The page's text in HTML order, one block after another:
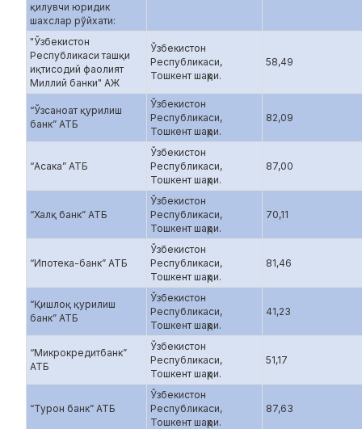
қилувчи юридик
шахслар рўйхати:
"Ўзбекистон
Республикаси ташқи
иқтисодий фаолият
Миллий банки" АЖ
Ўзбекистон
Республикаси,
Тошкент шаҳри.
58,49
“Ўзсаноат қурилиш
банк” АТБ
Ўзбекистон
Республикаси,
Тошкент шаҳри.
82,09
“Асака” АТБ
Ўзбекистон
Республикаси,
Тошкент шаҳри.
87,00
“Халқ банк” АТБ
Ўзбекистон
Республикаси,
Тошкент шаҳри.
70,11
“Ипотека-банк” АТБ
Ўзбекистон
Республикаси,
Тошкент шаҳри.
81,46
“Қишлоқ қурилиш
банк” АТБ
Ўзбекистон
Республикаси,
Тошкент шаҳри.
41,23
“Микрокредитбанк”
АТБ
Ўзбекистон
Республикаси,
Тошкент шаҳри.
51,17
“Турон банк” АТБ
Ўзбекистон
Республикаси,
Тошкент шаҳри.
87,63